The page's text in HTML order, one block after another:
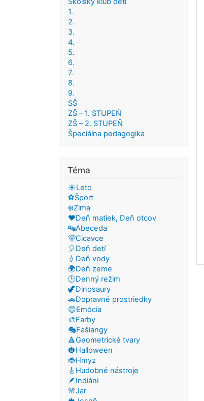
1.
2.
3.
4.
5.
6.
7.
8.
9.
SŠ
ZŠ – 1. STUPEŇ
ZŠ – 2. STUPEŇ
Špeciálna pedagogika
Téma
☀️Leto
⚽Šport
❄️Zima
❤️Deň matiek, Deň otcov
🔤Abeceda
🐻Cicavce
🎈Deň detí
💧Deň vody
🌍Deň zeme
🕒Denný režim
🦖Dinosaury
🚗Dopravné prostriedky
😊Emócia
🎨Farby
🎭Fašiangy
🔺Geometrické tvary
🎃Halloween
🐞Hmyz
🎸Hudobné nástroje
🪶Indiáni
🌸Jar